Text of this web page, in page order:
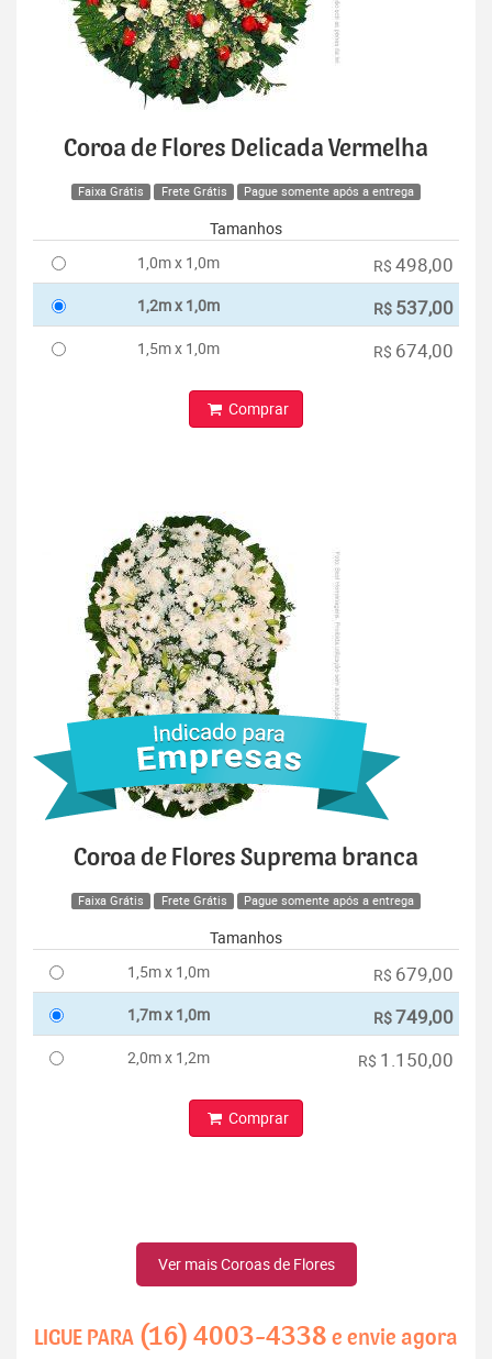
Coroa de Flores Delicada Vermelha
Faixa Grátis Frete Grátis Pague somente após a entrega
Tamanhos
1,0m x 1,0m
R$ 498,00
1,2m x 1,0m R$ 537,00
1,5m x 1,0m R$ 674,00
Comprar
Coroa de Flores Suprema branca
Faixa Grátis Frete Grátis Pague somente após a entrega
Tamanhos
1,5m x 1,0m
R$ 679,00
1,7m x 1,0m R$749,00
2,0m x 1,2m R$ 1.150,00
Comprar
Ver mais Coroas de Flores
LIGUE PARA (16) 4003-4338 e envie agora